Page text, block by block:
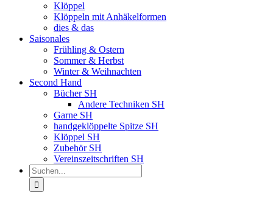
Klöppel
Klöppeln mit Anhäkelformen
dies & das
Saisonales
Frühling & Ostern
Sommer & Herbst
Winter & Weihnachten
Second Hand
Bücher SH
Andere Techniken SH
Garne SH
handgeklöppelte Spitze SH
Klöppel SH
Zubehör SH
Vereinszeitschriften SH
Suche
nach: